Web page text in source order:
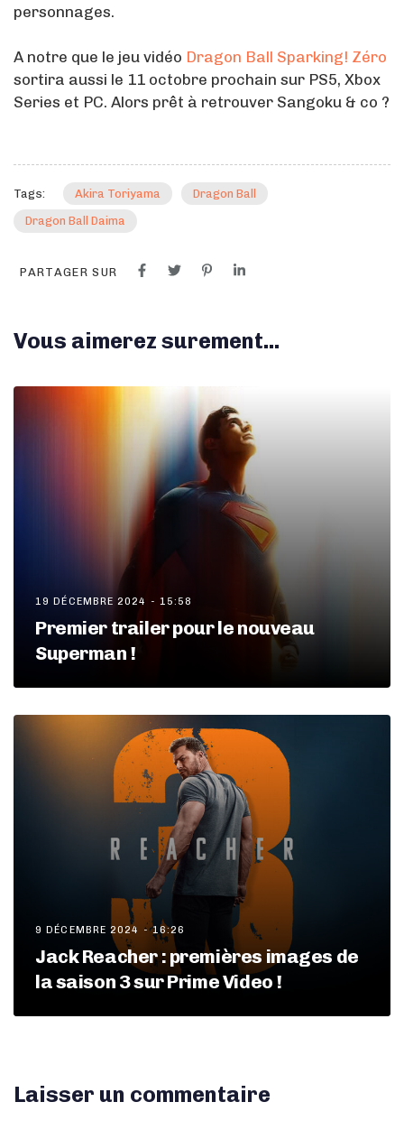
personnages.
A notre que le jeu vidéo Dragon Ball Sparking! Zéro
sortira aussi le 11 octobre prochain sur PS5, Xbox
Series et PC. Alors prêt à retrouver Sangoku & co ?
Tags: Akira Toriyama Dragon Ball
Dragon Ball Daima
PARTAGER SUR
Vous aimerez surement...
19 DÉCEMBRE 2024 - 15:58
Premier trailer pour le nouveau
Superman !
9 DÉCEMBRE 2024 - 16:26
Jack Reacher : premières images de
la saison 3 sur Prime Video !
Laisser un commentaire